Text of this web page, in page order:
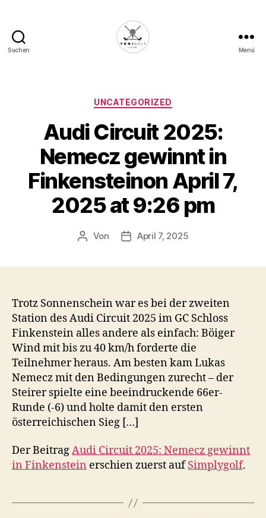
Suchen
Deine
Plattform
für
Golfbegeisterte!
Menü
Kategorien
UNCATEGORIZED
Audi Circuit 2025:
Nemecz gewinnt in
Finkensteinon April 7,
2025 at 9:26 pm
Beitragsautor
Von Veröffentlichungsdatum
April 7, 2025
Trotz Sonnenschein war es bei der zweiten
Station des Audi Circuit 2025 im GC Schloss
Finkenstein alles andere als einfach: Böiger
Wind mit bis zu 40 km/h forderte die
Teilnehmer heraus. Am besten kam Lukas
Nemecz mit den Bedingungen zurecht – der
Steirer spielte eine beeindruckende 66er-
Runde (-6) und holte damit den ersten
österreichischen Sieg […]
Der BeitragAudi Circuit 2025: Nemecz gewinnt
in Finkenstein erschien zuerst aufSimplygolf.